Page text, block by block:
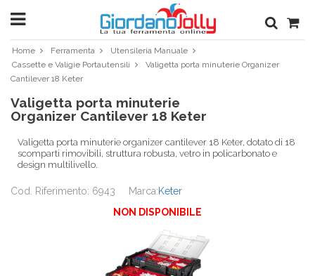
Home Ferramenta
Utensileria Manuale
Cassette e Valigie Portautensili
Valigetta porta minuterie Organizer
Cantilever 18 Keter
Valigetta porta minuterie
Organizer Cantilever 18 Keter
Valigetta porta minuterie organizer cantilever 18 Keter, dotato di 18
scomparti rimovibili, struttura robusta, vetro in policarbonato e
design multilivello.
Cod. Riferimento: 6943 Marca:Keter
NON DISPONIBILE